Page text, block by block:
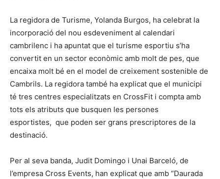
La regidora de Turisme, Yolanda Burgos, ha celebrat la
incorporació del nou esdeveniment al calendari
cambrilenc i ha apuntat que el turisme esportiu s’ha
convertit en un sector econòmic amb molt de pes, que
encaixa molt bé en el model de creixement sostenible de
Cambrils. La regidora també ha explicat que el municipi
té tres centres especialitzats en CrossFit i compta amb
tots els atributs que busquen les persones
esportistes, que poden ser grans prescriptores de la
destinació.
Per al seva banda, Judit Domingo i Unai Barceló, de
l’empresa Cross Events, han explicat que amb “Daurada